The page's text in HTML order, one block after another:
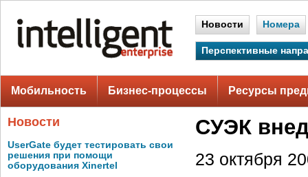
Новости Номера
Перспективные
Мобильность Бизнес-процессы Ресурсы
Новости
UserGate будет тестировать свои
решения при помощи
оборудования Xinertel
СУЭК
23 октября